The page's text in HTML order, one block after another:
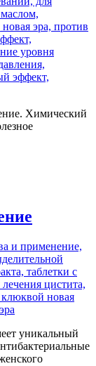
Химический
уникальный